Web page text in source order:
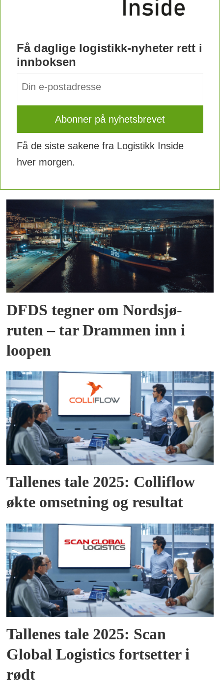
Få daglige logistikk-nyheter rett i
innboksen
Få de siste sakene fra Logistikk Inside
hver morgen.
DFDS tegner om Nordsjø-
ruten – tar Drammen inn i
loopen
Tallenes tale 2025: Colliflow
økte omsetning og resultat
Tallenes tale 2025: Scan
Global Logistics fortsetter i
rødt